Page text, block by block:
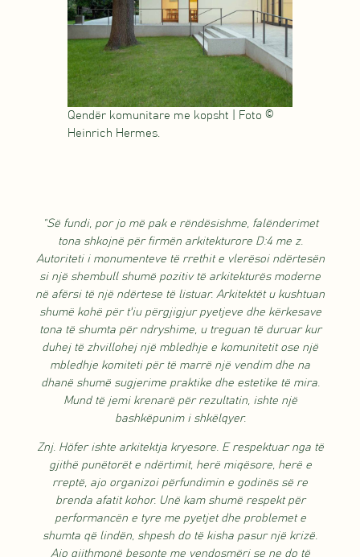
Qendër komunitare me kopsht | Foto ©
Heinrich Hermes.
“Së fundi, por jo më pak e rëndësishme, falënderimet
tona shkojnë për firmën arkitekturore D:4 me z.
Autoriteti i monumenteve të rrethit e vlerësoi ndërtesën
si një shembull shumë pozitiv të arkitekturës moderne
në afërsi të një ndërtese të listuar. Arkitektët u kushtuan
shumë kohë për t'iu përgjigjur pyetjeve dhe kërkesave
tona të shumta për ndryshime, u treguan të duruar kur
duhej të zhvillohej një mbledhje e komunitetit ose një
mbledhje komiteti për të marrë një vendim dhe na
dhanë shumë sugjerime praktike dhe estetike të mira.
Mund të jemi krenarë për rezultatin, ishte një
bashkëpunim i shkëlqyer.
Znj. Höfer ishte arkitektja kryesore. E respektuar nga të
gjithë punëtorët e ndërtimit, herë miqësore, herë e
rreptë, ajo organizoi përfundimin e godinës së re
brenda afatit kohor. Unë kam shumë respekt për
performancën e tyre me pyetjet dhe problemet e
shumta që lindën, shpesh do të kisha pasur një krizë.
Ajo gjithmonë besonte me vendosmëri se ne do të